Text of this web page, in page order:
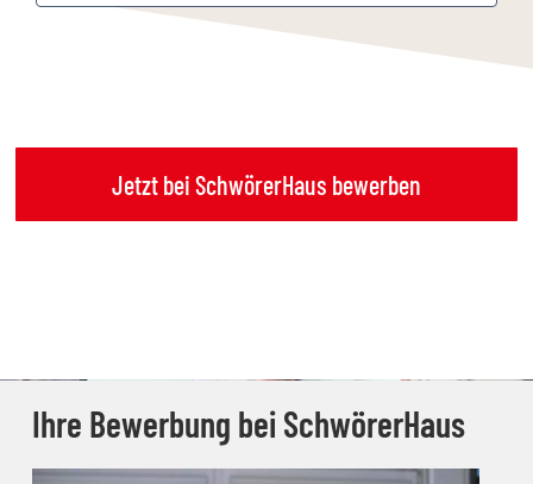
Jetzt bei SchwörerHaus bewerben
Ihre Bewerbung bei SchwörerHaus